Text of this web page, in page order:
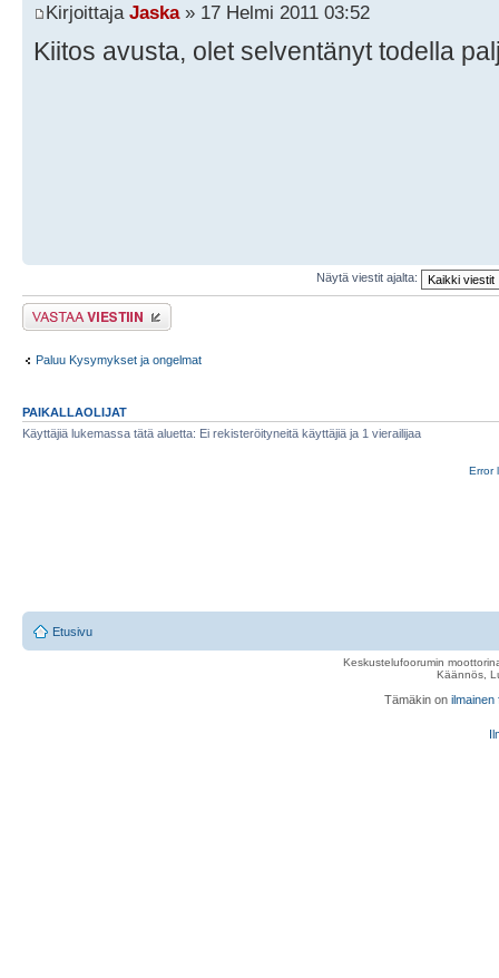
Kirjoittaja Jaska» 17 Helmi 2011 03:52
Kiitos avusta, olet selventänyt todella
Näytä viestit ajalta:
Lähetä vastaus
Paluu Kysymykset ja ongelmat
PAIKALLAOLIJAT
Käyttäjiä lukemassa tätä aluetta: Ei rekisteröityneitä käyttäjiä ja 1 vierailijaa
Error
Etusivu
Keskustelufoorumin
Käännös,
Tämäkin on ilmainen